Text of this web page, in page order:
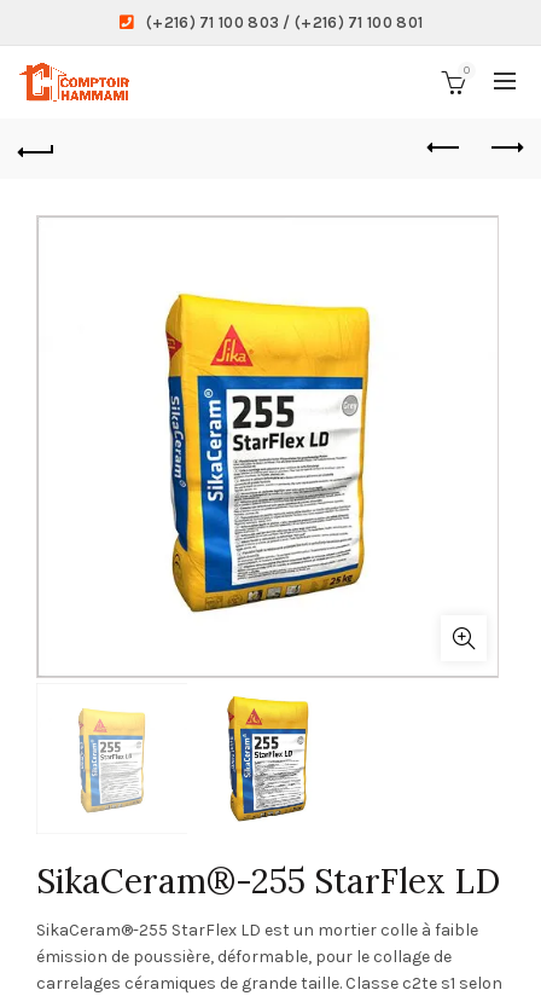
(+216) 71 100 803 / (+216) 71 100 801
0
SikaCeram®-255 StarFlex LD
SikaCeram®-255 StarFlex LD est un mortier colle à faible
émission de poussière, déformable, pour le collage de
carrelages céramiques de grande taille. Classe c2te s1 selon